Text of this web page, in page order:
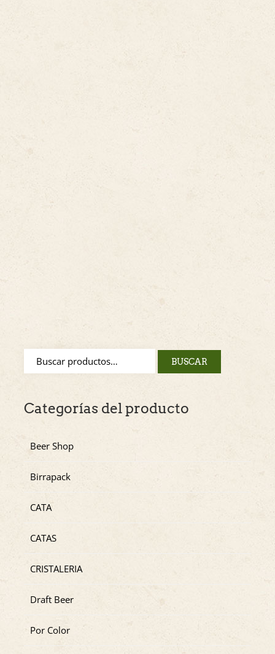
BUSCAR
Categorías del producto
Beer Shop
Birrapack
CATA
CATAS
CRISTALERIA
Draft Beer
Por Color